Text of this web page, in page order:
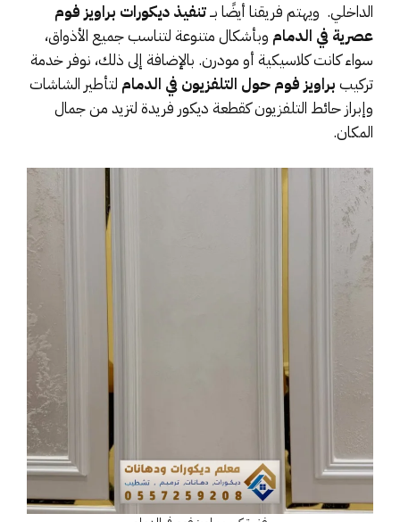
الداخلي. ويهتم فريقنا أيضًا بــتنفيذ ديكورات براويز فوم
عصرية في الدمام وبأشكال متنوعة لتناسب جميع الأذواق،
سواء كانت كلاسيكية أو مودرن. بالإضافة إلى ذلك، نوفر خدمة
تركيب براويز فوم حول التلفزيون في الدمام لتأطير الشاشات
وإبراز حائط التلفزيون كقطعة ديكور فريدة لتزيد من جمال
المكان.